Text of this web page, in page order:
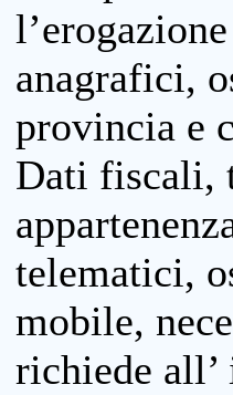
anagrafici,
provincia e
Dati fiscali,
telematici,
mobile,
richiede